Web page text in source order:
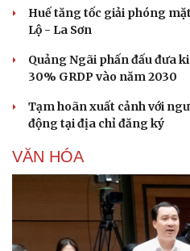
Huế tăng tốc giải phóng
Lộ - La Sơn
Quảng Ngãi phấn đấu đưa
30% GRDP vào năm 2030
Tạm hoãn xuất cảnh với
động tại địa chỉ đăng ký
VĂN HÓA